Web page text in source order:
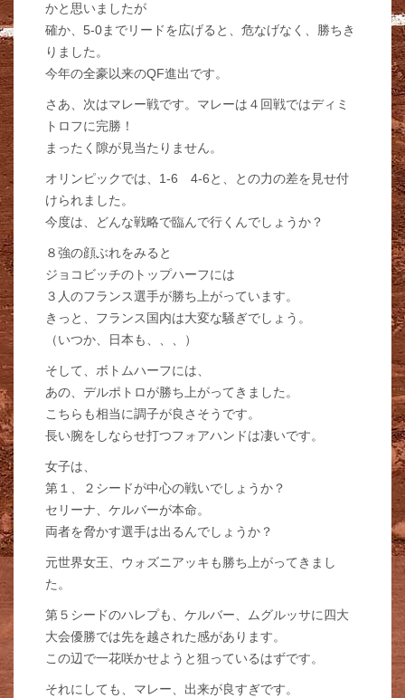
かと思いましたが
確か、5-0までリードを広げると、危なげなく、勝ちき
りました。
今年の全豪以来のQF進出です。
さあ、次はマレー戦です。マレーは４回戦ではディミ
トロフに完勝！
まったく隙が見当たりません。
オリンピックでは、1-6 4-6と、との力の差を見せ付
けられました。
今度は、どんな戦略で臨んで行くんでしょうか？
８強の顔ぶれをみると
ジョコビッチのトップハーフには
３人のフランス選手が勝ち上がっています。
きっと、フランス国内は大変な騒ぎでしょう。
（いつか、日本も、、、）
そして、ボトムハーフには、
あの、デルポトロが勝ち上がってきました。
こちらも相当に調子が良さそうです。
長い腕をしならせ打つフォアハンドは凄いです。
女子は、
第１、２シードが中心の戦いでしょうか？
セリーナ、ケルバーが本命。
両者を脅かす選手は出るんでしょうか？
元世界女王、ウォズニアッキも勝ち上がってきまし
た。
第５シードのハレプも、ケルバー、ムグルッサに四大
大会優勝では先を越された感があります。
この辺で一花咲かせようと狙っているはずです。
それにしても、マレー、出来が良すぎです。